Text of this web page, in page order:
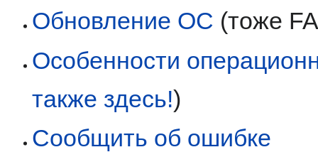
Обновление ОС (тоже
Особенности
также здесь!)
Сообщить об ошибке